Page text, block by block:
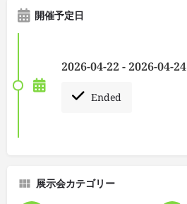
開催予定日
2026-04-22 - 2026-04-24
Ended
展示会カテゴリー